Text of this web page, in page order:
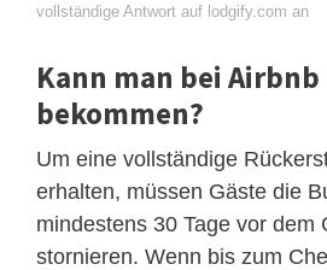
vollständige Antwort auf lodgify.com an
Kann man bei
bekommen?
Um eine vollständige
erhalten, müssen Gäste die
mindestens 30 Tage vor dem
stornieren. Wenn bis zum